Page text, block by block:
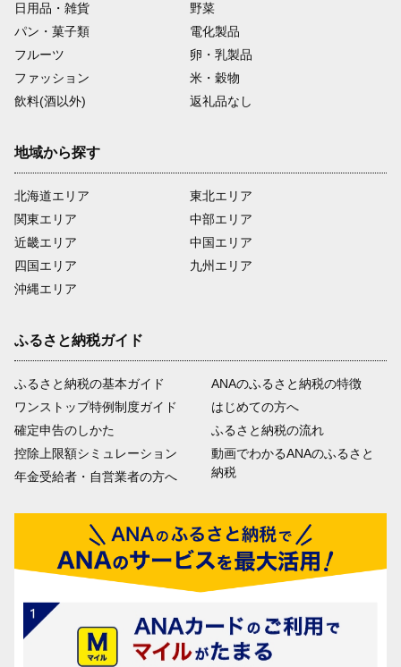
日用品・雑貨
野菜
パン・菓子類
電化製品
フルーツ
卵・乳製品
ファッション
米・穀物
飲料(酒以外)
返礼品なし
地域から探す
北海道エリア
関東エリア
近畿エリア
四国エリア
沖縄エリア
東北エリア
中部エリア
中国エリア
九州エリア
ふるさと納税ガイド
ふるさと納税の基本ガイド
ワンストップ特例制度ガイド
確定申告のしかた
控除上限額シミュレーション
年金受給者・自営業者の方へ
ANAのふるさと納税の特徴
はじめての方へ
ふるさと納税の流れ
動画でわかるANAのふるさと
納税